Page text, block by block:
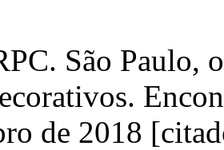
São Paulo,
de 2018